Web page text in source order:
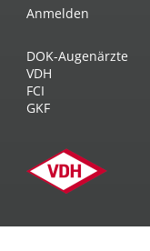
Anmelden
DOK-Augenärzte
VDH
FCI
GKF